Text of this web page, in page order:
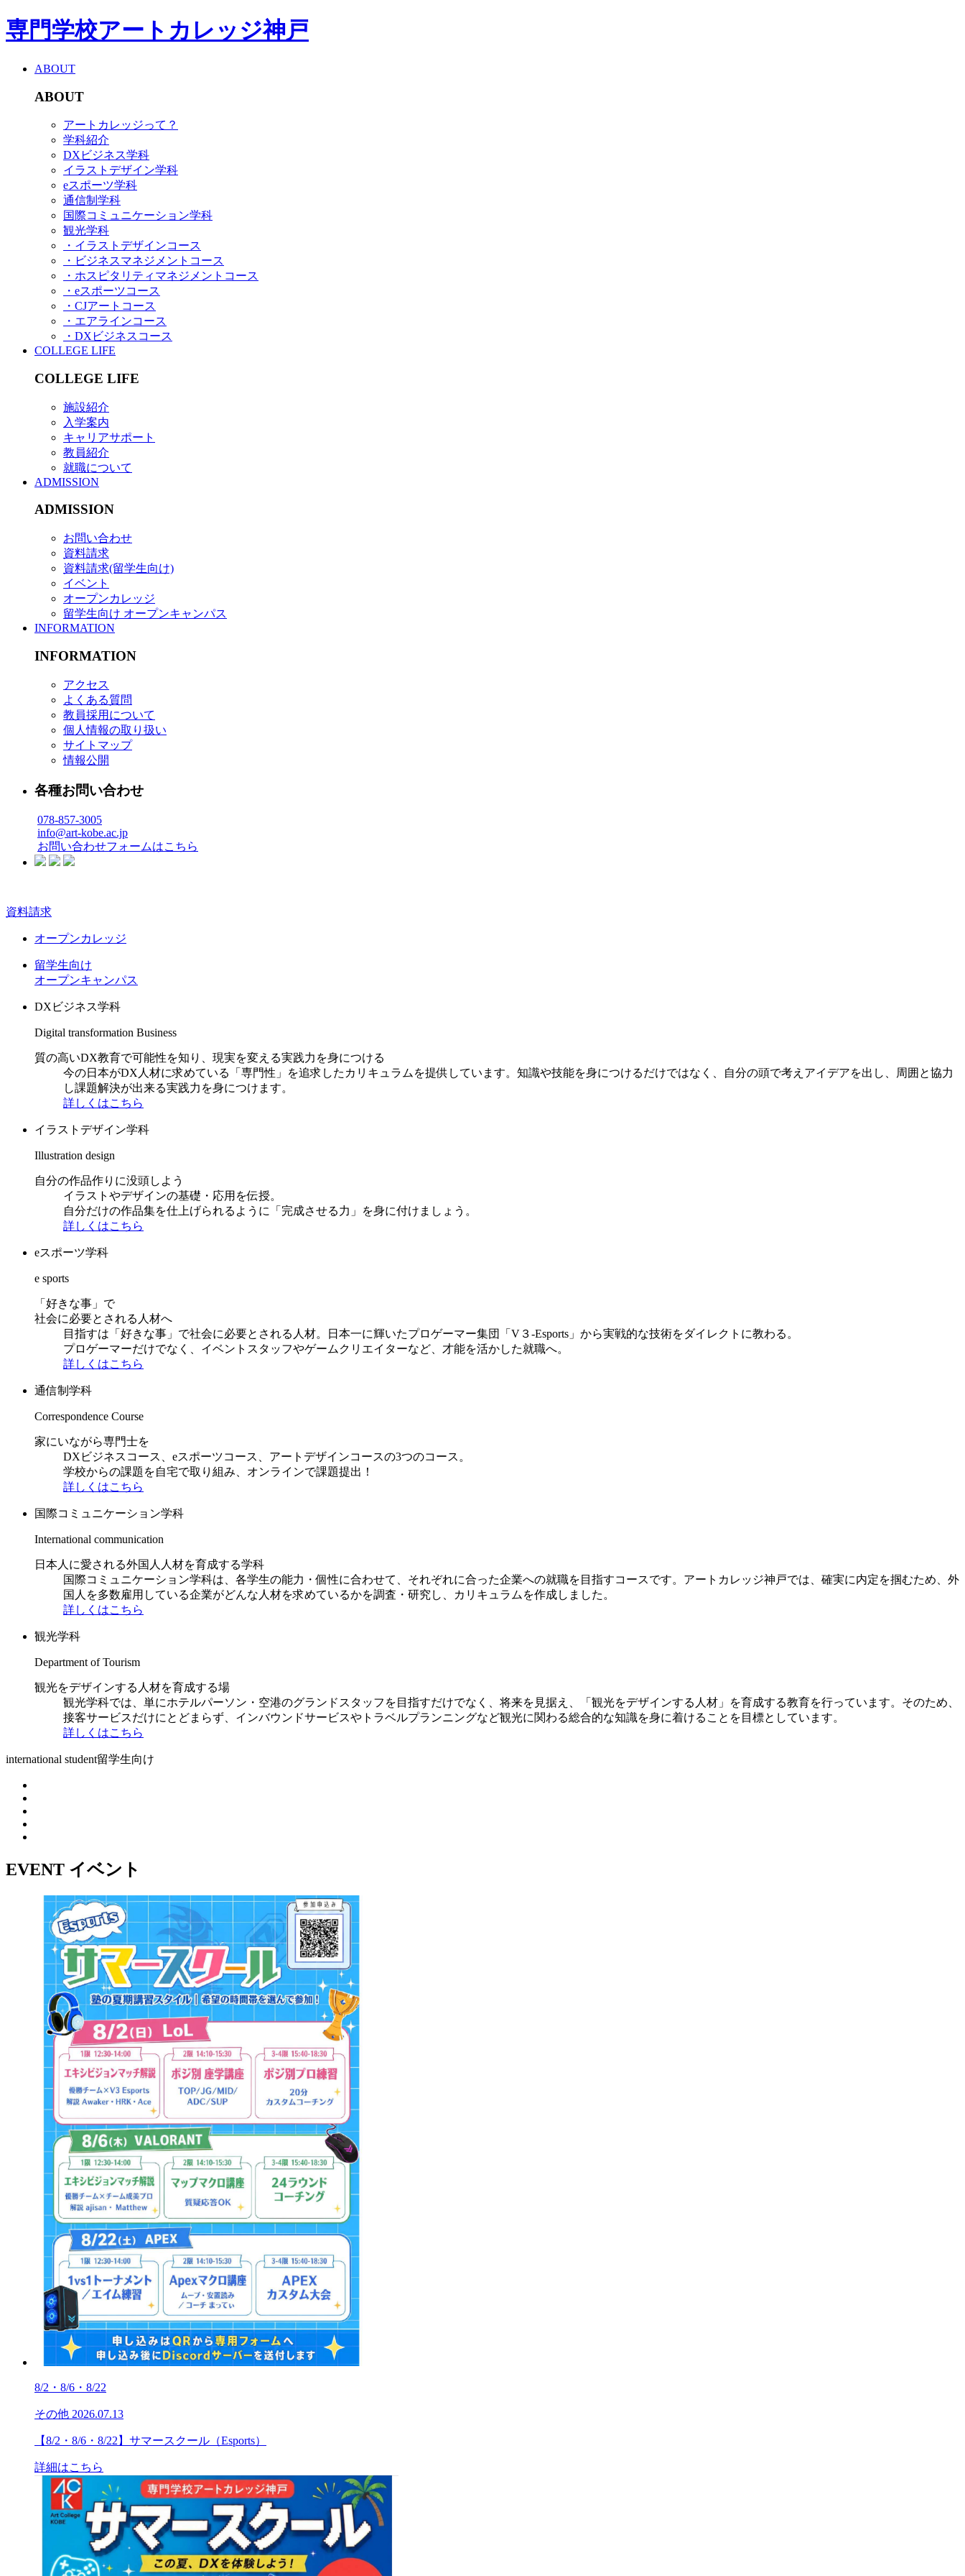
専門学校アートカレッジ神戸
ABOUT
ABOUT
アートカレッジって？
学科紹介
DXビジネス学科
イラストデザイン学科
eスポーツ学科
通信制学科
国際コミュニケーション学科
観光学科
・イラストデザインコース
・ビジネスマネジメントコース
・ホスピタリティマネジメントコース
・eスポーツコース
・CJアートコース
・エアラインコース
・DXビジネスコース
COLLEGE LIFE
COLLEGE LIFE
施設紹介
入学案内
キャリアサポート
教員紹介
就職について
ADMISSION
ADMISSION
お問い合わせ
資料請求
資料請求(留学生向け)
イベント
オープンカレッジ
留学生向け オープンキャンパス
INFORMATION
INFORMATION
アクセス
よくある質問
教員採用について
個人情報の取り扱い
サイトマップ
情報公開
各種お問い合わせ
078-857-3005
info@art-kobe.ac.jp
お問い合わせフォームはこちら
資料請求
オープンカレッジ
留学生向け
オープンキャンパス
DXビジネス学科
Digital transformation Business
質の高いDX教育で可能性を知り、現実を変える実践力を身につける
今の日本がDX人材に求めている「専門性」を追求したカリキュラムを提供しています。知識や技能を身につけるだけではなく、自分の頭で考えアイデアを出し、周囲と協力
し課題解決が出来る実践力を身につけます。
詳しくはこちら
イラストデザイン学科
Illustration design
自分の作品作りに没頭しよう
イラストやデザインの基礎・応用を伝授。
自分だけの作品集を仕上げられるように「完成させる力」を身に付けましょう。
詳しくはこちら
eスポーツ学科
e sports
「好きな事」で
社会に必要とされる人材へ
目指すは「好きな事」で社会に必要とされる人材。日本一に輝いたプロゲーマー集団「V３-Esports」から実戦的な技術をダイレクトに教わる。
プロゲーマーだけでなく、イベントスタッフやゲームクリエイターなど、才能を活かした就職へ。
詳しくはこちら
通信制学科
Correspondence Course
家にいながら専門士を
DXビジネスコース、eスポーツコース、アートデザインコースの3つのコース。
学校からの課題を自宅で取り組み、オンラインで課題提出！
詳しくはこちら
国際コミュニケーション学科
International communication
日本人に愛される外国人人材を育成する学科
国際コミュニケーション学科は、各学生の能力・個性に合わせて、それぞれに合った企業への就職を目指すコースです。アートカレッジ神戸では、確実に内定を掴むため、外
国人を多数雇用している企業がどんな人材を求めているかを調査・研究し、カリキュラムを作成しました。
詳しくはこちら
観光学科
Department of Tourism
観光をデザインする人材を育成する場
観光学科では、単にホテルパーソン・空港のグランドスタッフを目指すだけでなく、将来を見据え、「観光をデザインする人材」を育成する教育を行っています。そのため、
接客サービスだけにとどまらず、インバウンドサービスやトラベルプランニングなど観光に関わる総合的な知識を身に着けることを目標としています。
詳しくはこちら
international student留学生向け
EVENT イベント
8/2・8/6・8/22
その他 2026.07.13
【8/2・8/6・8/22】サマースクール（Esports）
詳細はこちら